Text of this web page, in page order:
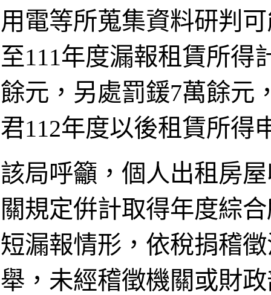
用電等所蒐集資料研判
至111年度漏報租賃所得
餘元，另處罰鍰7萬餘元
君112年度以後租賃所得
該局呼籲，個人出租房
關規定倂計取得年度綜
短漏報情形，依稅捐稽
舉，未經稽徵機關或財